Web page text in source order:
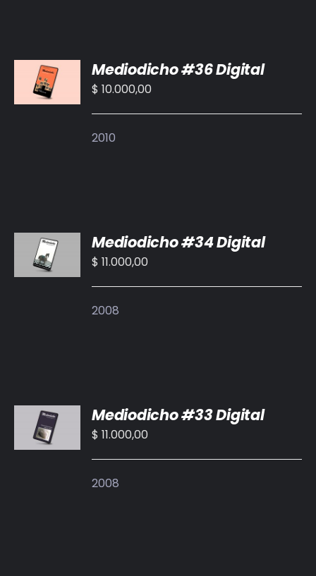
AL
CARRITO
/
Mediodicho #36 Digital
$ 10.000,00
2010
AL
CARRITO
/
Mediodicho #34 Digital
$ 11.000,00
2008
AL
CARRITO
/
Mediodicho #33 Digital
$ 11.000,00
2008